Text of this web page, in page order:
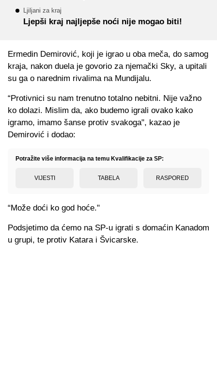
Ljiljani za kraj
Ljepši kraj najljepše noći nije mogao biti!
Ermedin Demirović, koji je igrao u oba meča, do samog
kraja, nakon duela je govorio za njemački Sky, a upitali
su ga o narednim rivalima na Mundijalu.
“Protivnici su nam trenutno totalno nebitni. Nije važno
ko dolazi. Mislim da, ako budemo igrali ovako kako
igramo, imamo šanse protiv svakoga", kazao je
Demirović i dodao:
Potražite više informacija na temu Kvalifikacije za SP:
VIJESTI TABELA RASPORED
“Može doći ko god hoće."
Podsjetimo da ćemo na SP-u igrati s domaćin Kanadom
u grupi, te protiv Katara i Švicarske.